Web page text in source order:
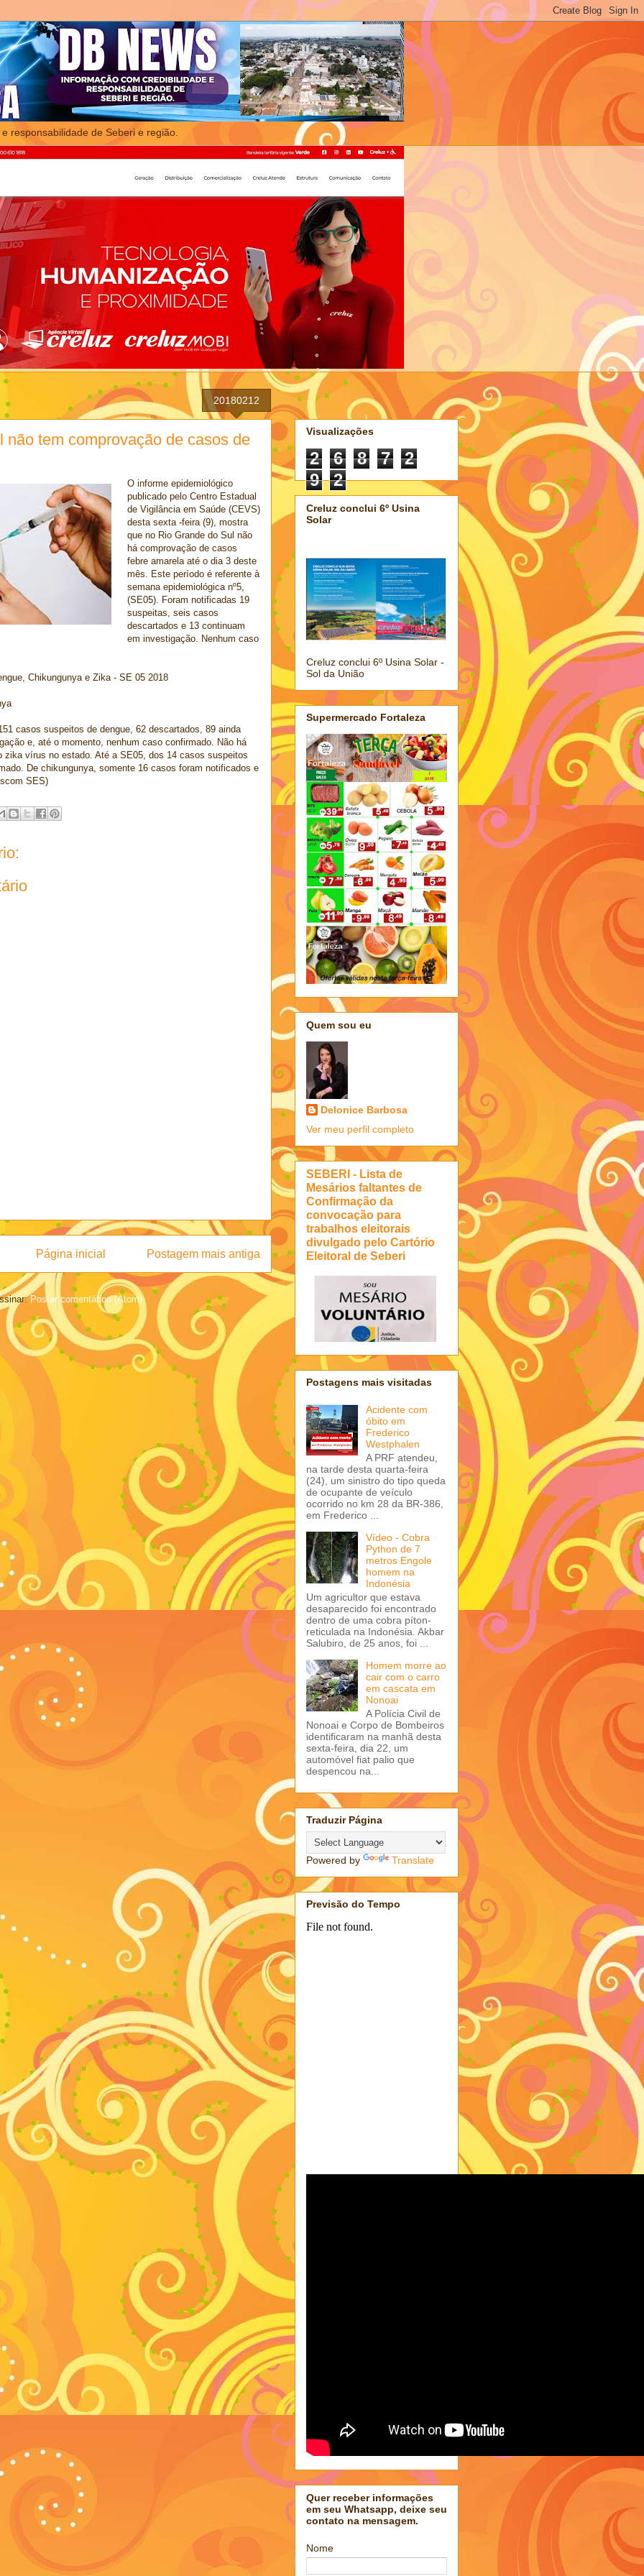
responsabilidade de Seberi e região.
20180212
não tem comprovação de casos de
O informe epidemiológico
publicado pelo Centro Estadual
de Vigilância em Saúde (CEVS)
desta sexta -feira (9), mostra
que no Rio Grande do Sul não
há comprovação de casos
febre amarela até o dia 3 deste
mês. Este período é referente à
semana epidemiológica nº5,
(SE05). Foram notificadas 19
suspeitas, seis casos
descartados e 13 continuam
em investigação. Nenhum caso
Chikungunya e Zika - SE 05 2018
casos suspeitos de dengue, 62 descartados, 89 ainda
e, até o momento, nenhum caso confirmado. Não há
zika vírus no estado. Até a SE05, dos 14 casos suspeitos
De chikungunya, somente 16 casos foram notificados e
SES)
Postagem mais antiga
Página inicial
Postar comentários (Atom)
Visualizações
2 6 8 7
2
9
2
Creluz conclui 6º Usina
Solar
Creluz conclui 6º Usina Solar -
Sol da União
Supermercado Fortaleza
Quem sou eu
Delonice Barbosa
Ver meu perfil completo
SEBERI - Lista de
Mesários faltantes de
Confirmação da
convocação para
trabalhos eleitorais
divulgado pelo Cartório
Eleitoral de Seberi
Postagens mais visitadas
Acidente com
óbito em
Frederico
Westphalen
A PRF atendeu,
na tarde desta quarta-feira
(24), um sinistro do tipo queda
de ocupante de veículo
ocorrido no km 28 da BR-386,
em Frederico ...
Vídeo - Cobra
Python de 7
metros Engole
homem na
Indonésia
Um agricultor que estava
desaparecido foi encontrado
dentro de uma cobra píton-
reticulada na Indonésia. Akbar
Salubiro, de 25 anos, foi ...
Homem morre ao
cair com o carro
em cascata em
Nonoai
A Polícia Civil de
Nonoai e Corpo de Bombeiros
identificaram na manhã desta
sexta-feira, dia 22, um
automóvel fiat palio que
despencou na...
Traduzir Página
Powered by Translate
Previsão do Tempo
Quer receber informações
em seu Whatsapp, deixe seu
contato na mensagem.
Nome